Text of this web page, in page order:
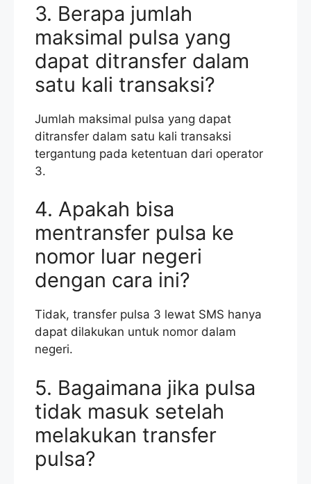
3. Berapa jumlah
maksimal pulsa yang
dapat ditransfer dalam
satu kali transaksi?
Jumlah maksimal pulsa yang dapat
ditransfer dalam satu kali transaksi
tergantung pada ketentuan dari operator
3.
4. Apakah bisa
mentransfer pulsa ke
nomor luar negeri
dengan cara ini?
Tidak, transfer pulsa 3 lewat SMS hanya
dapat dilakukan untuk nomor dalam
negeri.
5. Bagaimana jika pulsa
tidak masuk setelah
melakukan transfer
pulsa?